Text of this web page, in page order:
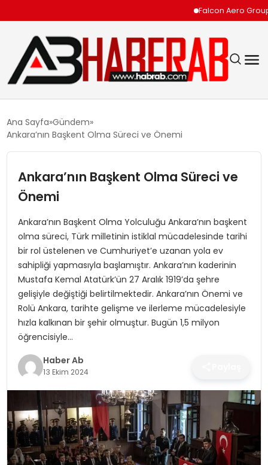
Falcon Aero Group,
SIYASET
SPOR
SAĞLIK
MAGAZIN
YAŞAM
Ana Sayfa Gündem
Ankara’nın Başkent Olma Süreci ve Önemi
Ankara’nın Başkent Olma Süreci ve
Önemi
Ankara’nın Başkent Olma Yolculuğu Ankara’nın başkent
olma süreci, Türk milletinin istiklal mücadelesinde tarihi
bir rol üstelenen ve Cumhuriyet’e uzanan yola ev
sahipliği yapmasıyla başlamıştır. Ankara’nın kaderinin
Mustafa Kemal Atatürk’ün 27 Aralık 1919’da şehre
gelişiyle değiştiği belirtilmektedir. Ankara’nın Önemi ve
Rolü Ankara, tarihte gelişme ve ilerleme mücadelesiyle
hızla kalkınan bir şehir olmuştur. Bugün 1,5 milyon
öğrencisiyle…
Haber Ab
13 Ekim 2024